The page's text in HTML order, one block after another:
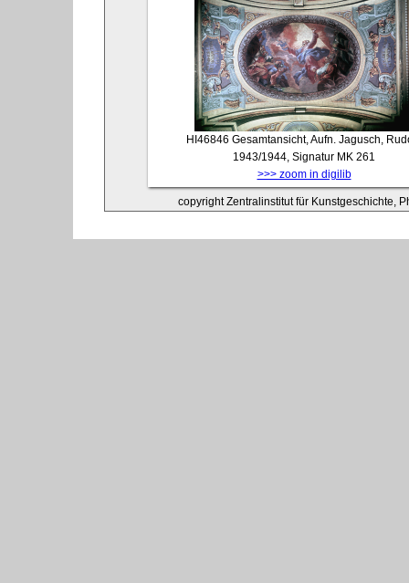
HI46846 Gesamtansicht, Aufn. Jagusch,
1943/1944, Signatur MK 261
>>> zoom in digilib
copyright Zentralinstitut für Kunstgeschichte,